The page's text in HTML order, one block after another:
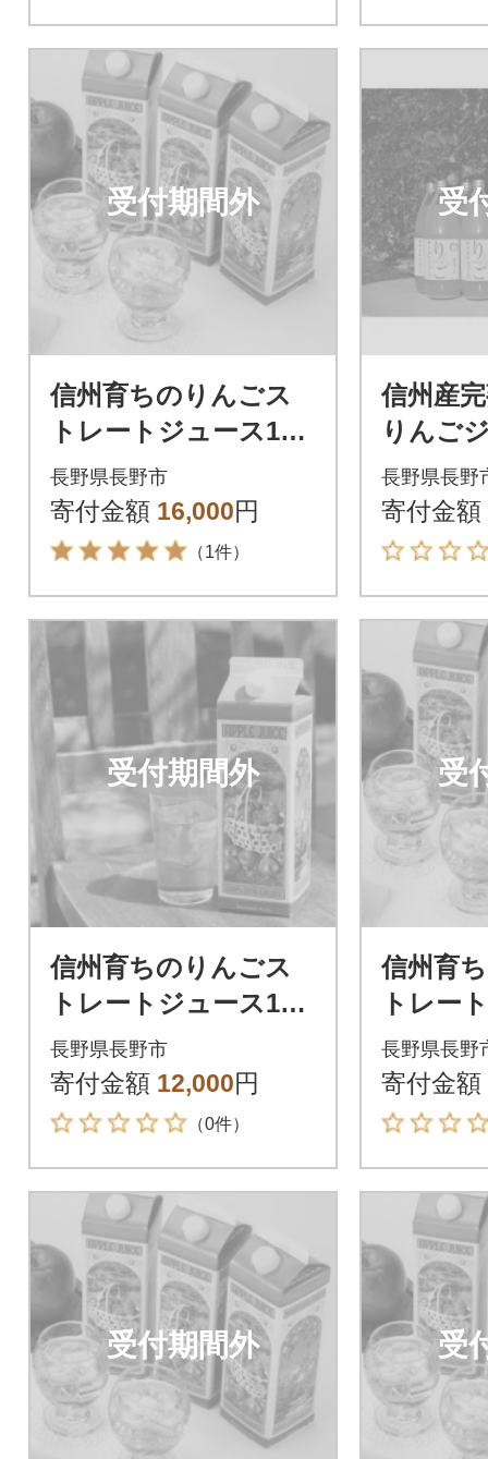
受付期間外
信州育ちのりんごス
トレートジュース100
0ml×4本
長野県長野市
寄付金額 16,000円
（1件）
受
信州産
りんご
0ml×6
長野県長野
寄付金額
受付期間外
信州育ちのりんごス
トレートジュース100
0ml×2本
長野県長野市
寄付金額 12,000円
（0件）
受
信州育
トレー
0ml×3本
長野県長野
寄付金額
受付期間外 受